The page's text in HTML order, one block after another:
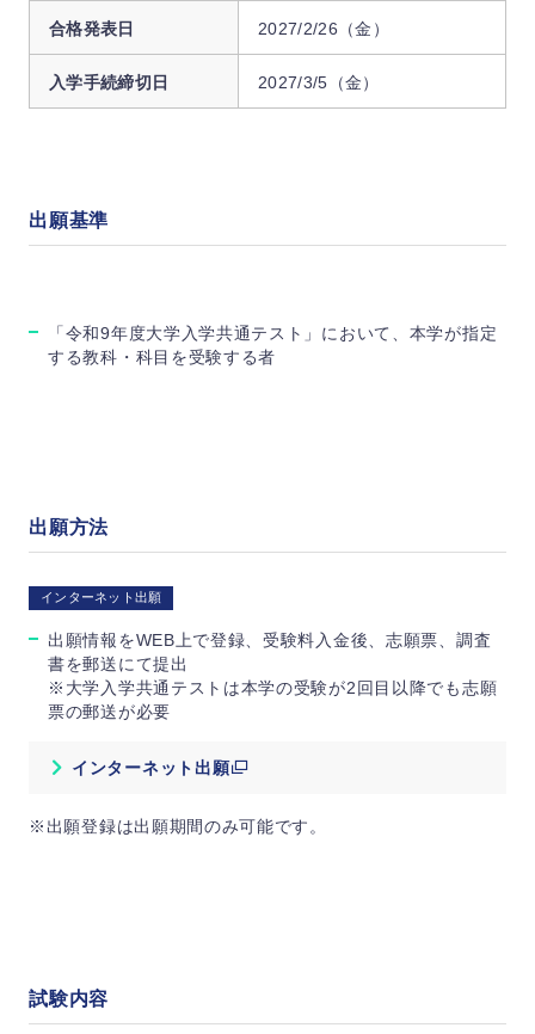
合格発表日 2027/2/26（金）
入学手続締切日 2027/3/5（金）
出願基準
「令和9年度大学入学共通テスト」において、本学が指定
する教科・科目を受験する者
出願方法
インターネット出願
出願情報をWEB上で登録、受験料入金後、志願票、調査
書を郵送にて提出
※大学入学共通テストは本学の受験が2回目以降でも志願
票の郵送が必要
インターネット出願
※出願登録は出願期間のみ可能です。
試験内容